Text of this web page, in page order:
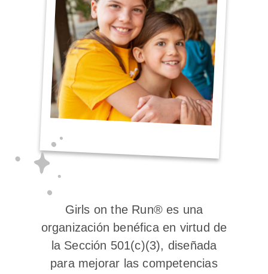
Girls on the Run® es una
organización benéfica en virtud de
la Sección 501(c)(3), diseñada
para mejorar las competencias